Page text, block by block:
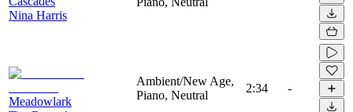
Nina Harris
Meadowlark
Ambient/New Age,
Piano, Neutral
2:34 -